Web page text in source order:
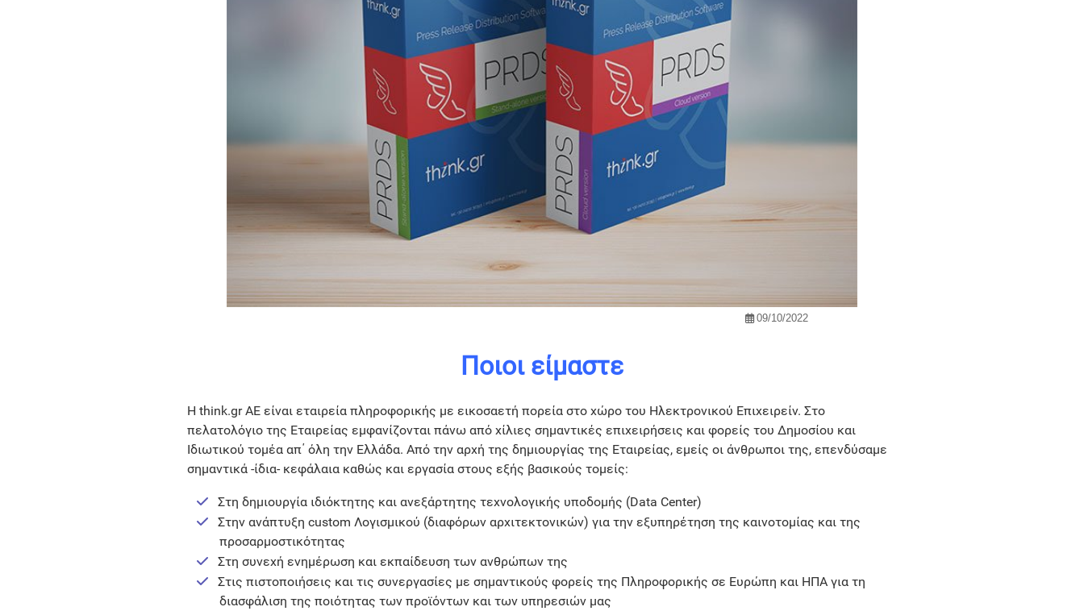
09/10/2022
Ποιοι είμαστε
Η think.gr AE είναι εταιρεία πληροφορικής με εικοσαετή πορεία στο χώρο του Ηλεκτρονικού Επιχειρείν. Στο
πελατολόγιο της Εταιρείας εμφανίζονται πάνω από χίλιες σημαντικές επιχειρήσεις και φορείς του Δημοσίου και
Ιδιωτικού τομέα απ΄ όλη την Ελλάδα. Από την αρχή της δημιουργίας της Εταιρείας, εμείς οι άνθρωποι της, επενδύσαμε
σημαντικά -ίδια- κεφάλαια καθώς και εργασία στους εξής βασικούς τομείς:
Στη δημιουργία ιδιόκτητης και ανεξάρτητης τεχνολογικής υποδομής (Data Center)
Στην ανάπτυξη custom Λογισμικού (διαφόρων αρχιτεκτονικών) για την εξυπηρέτηση της καινοτομίας και της
προσαρμοστικότητας
Στη συνεχή ενημέρωση και εκπαίδευση των ανθρώπων της
Στις πιστοποιήσεις και τις συνεργασίες με σημαντικούς φορείς της Πληροφορικής σε Ευρώπη και ΗΠΑ για τη
διασφάλιση της ποιότητας των προϊόντων και των υπηρεσιών μας